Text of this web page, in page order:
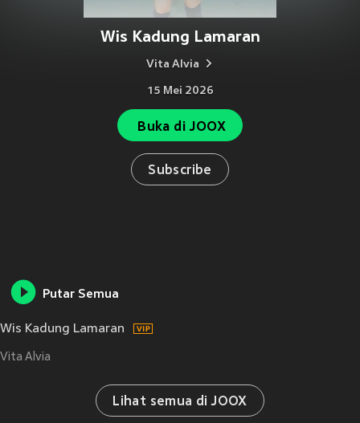
Wis Kadung Lamaran
Vita Alvia
15 Mei 2026
Buka di JOOX
Subscribe
Putar Semua
Wis Kadung Lamaran
Vita Alvia
Lihat semua di JOOX